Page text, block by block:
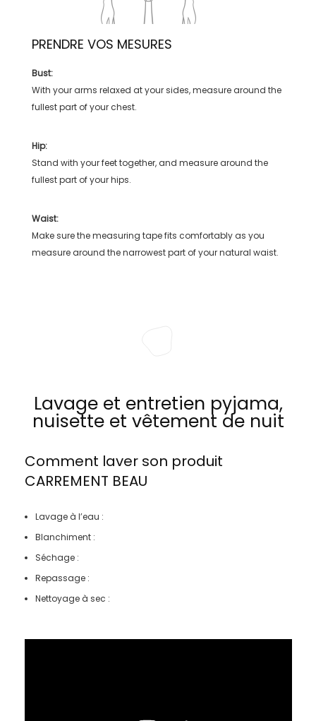
PRENDRE VOS MESURES
Bust:
With your arms relaxed at your sides, measure around the
fullest part of your chest.
Hip:
Stand with your feet together, and measure around the
fullest part of your hips.
Waist:
Make sure the measuring tape fits comfortably as you
measure around the narrowest part of your natural waist.
Lavage et entretien pyjama,
nuisette et vêtement de nuit
Comment laver son produit
CARREMENT BEAU
Lavage à l’eau :
Blanchiment :
Séchage :
Repassage :
Nettoyage à sec :